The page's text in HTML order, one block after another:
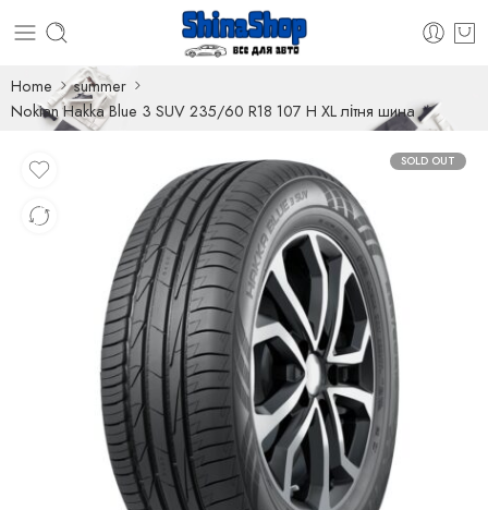
Home
summer
Nokian Hakka Blue 3 SUV 235/60 R18 107 H XL літня шина
SOLD OUT